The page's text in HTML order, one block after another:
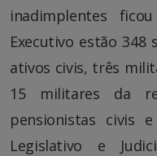
inadimplentes
Executivo estão 348
ativos civis, três
15 militares da
pensionistas civis
Legislativo e